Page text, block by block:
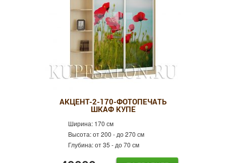
АКЦЕНТ-2-170-ФОТОПЕЧАТЬ
ШКАФ КУПЕ
Ширина: 170 см
Высота:от 200 - до 270 см
Глубина:от 35 - до 70 см